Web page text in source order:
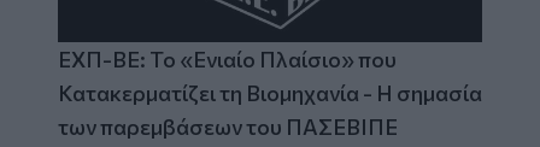
ΕΧΠ-ΒΕ: Το «Ενιαίο Πλαίσιο» που
Κατακερματίζει τη Βιομηχανία - Η σημασία
των παρεμβάσεων του ΠΑΣΕΒΙΠΕ